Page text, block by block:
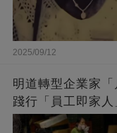
2025/09/12
明道轉型企業家
踐行「員工即家
闆的福報